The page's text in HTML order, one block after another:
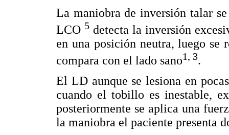
La maniobra de inversión talar
LCO 5 detecta la inversión
en una posición neutra, luego
compara con el lado sano1, 3.
El LD aunque se lesiona en
cuando el tobillo es inestable,
posteriormente se aplica una
la maniobra el paciente presenta